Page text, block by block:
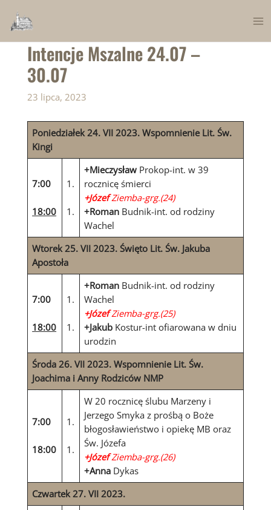
content
Intencje Mszalne 24.07 –
30.07
23 lipca, 2023
Poniedziałek 24. VII 2023. Wspomnienie Lit. Św.
Kingi
7:00
18:00
1.
1.
+Mieczysław Prokop-int. w 39
rocznicę śmierci
+JózefZiemba-grg.(24)
+Roman Budnik-int. od rodziny
Wachel
Wtorek 25. VII 2023. Święto Lit. Św. Jakuba
Apostoła
7:00
18:00
1.
1.
+Roman Budnik-int. od rodziny
Wachel
+JózefZiemba-grg.(25)
+Jakub Kostur-int ofiarowana w dniu
urodzin
Środa 26. VII 2023. Wspomnienie Lit. Św.
Joachima i Anny Rodziców NMP
7:00
18:00
1.
1.
W 20 rocznicę ślubu Marzeny i
Jerzego Smyka z prośbą o Boże
błogosławieństwo i opiekę MB oraz
Św. Józefa
+JózefZiemba-grg.(26)
+Anna Dykas
Czwartek 27. VII 2023.